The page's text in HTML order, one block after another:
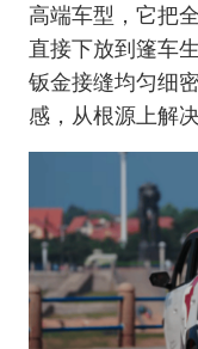
高端车型，它把
直接下放到篷车
钣金接缝均匀细
感，从根源上解